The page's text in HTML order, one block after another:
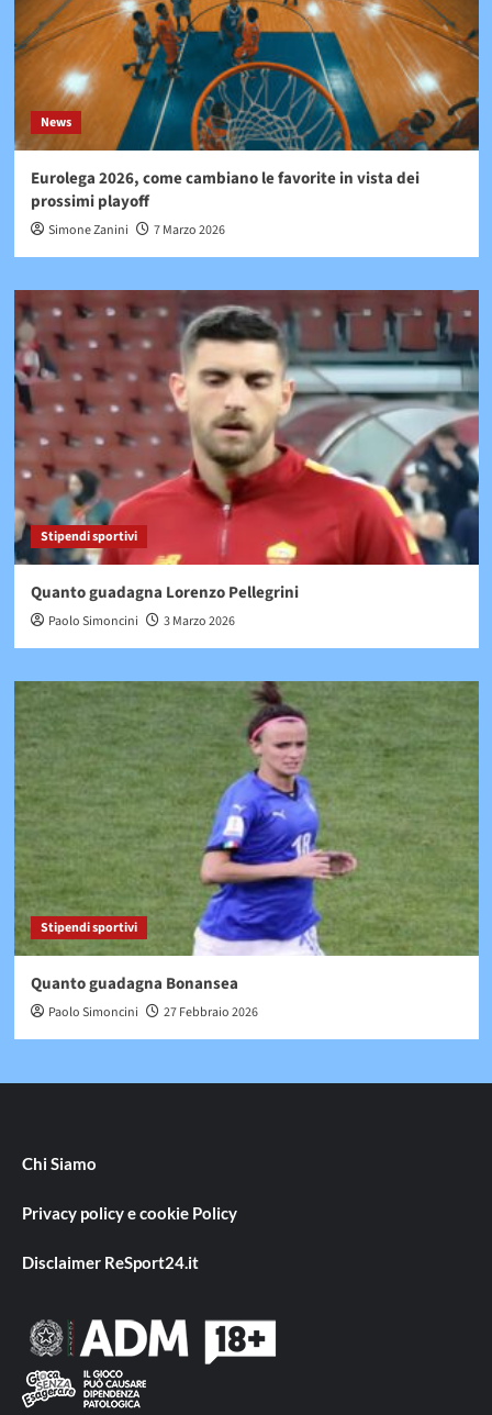
News
Eurolega 2026, come cambiano le favorite in vista dei
prossimi playoff
Simone Zanini 7 Marzo 2026
Stipendi sportivi
Quanto guadagna Lorenzo Pellegrini
Paolo Simoncini 3 Marzo 2026
Stipendi sportivi
Quanto guadagna Bonansea
Paolo Simoncini 27 Febbraio 2026
Chi Siamo
Privacy policy e cookie Policy
Disclaimer ReSport24.it